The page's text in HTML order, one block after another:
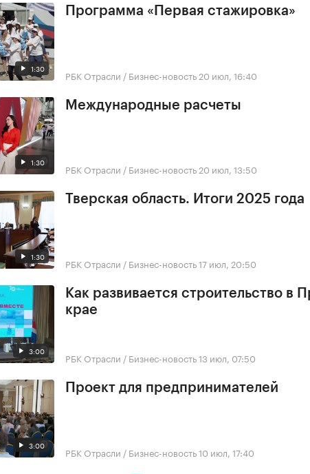
1:30
Программа «Первая стажировка»
РБК Отрасли / Бизнес-новость 20 июл, 16:40
1:30
Международные расчеты
РБК Отрасли / Бизнес-новость 20 июл, 13:50
1:30
Тверская область. Итоги 2025 года
РБК Отрасли / Бизнес-новость17 июл, 20:50
3:00
Как развивается строительство в
крае
РБК Отрасли / Бизнес-новость13 июл, 07:50
3:00
Проект для предпринимателей
РБК Отрасли / Бизнес-новость10 июл, 17:40